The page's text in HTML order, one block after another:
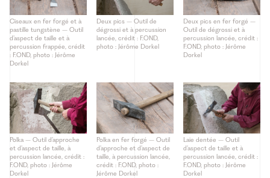
Ciseaux en fer forgé et à
pastille tungstène – Outil
d’aspect de taille et à
percussion frappée, crédit
: F.OND, photo : Jérôme
Dorkel
Deux pics – Outil de
dégrossi et à percussion
lancée, crédit : F.OND,
photo : Jérôme Dorkel
Deux pics en fer forgé –
Outil de dégrossi et à
percussion lancée, crédit :
F.OND, photo : Jérôme
Dorkel
Polka – Outil d’approche
et d’aspect de taille, à
percussion lancée, crédit :
F.OND, photo : Jérôme
Dorkel
Polka en fer forgé – Outil
d’approche et d’aspect de
taille, à percussion lancée,
crédit : F.OND, photo :
Jérôme Dorkel
Laie dentée – Outil
d’aspect de taille et à
percussion lancée, crédit :
F.OND, photo : Jérôme
Dorkel